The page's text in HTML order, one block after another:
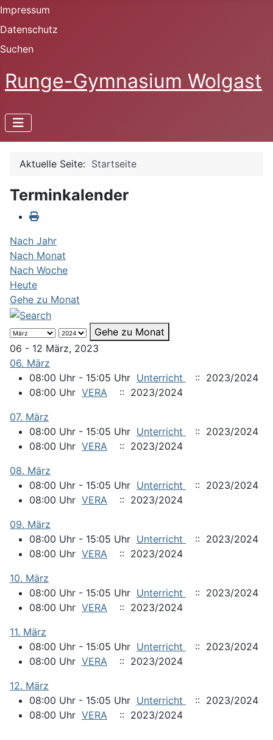
Impressum
Datenschutz
Suchen
Runge-Gymnasium Wolgast
Aktuelle Seite: Startseite
Terminkalender
Nach Jahr
Nach Monat
Nach Woche
Heute
Gehe zu Monat
Gehe zu Monat
06 - 12 März, 2023
06. März
08:00 Uhr - 15:05 Uhr Unterricht
:: 2023/2024
08:00 Uhr VERA
:: 2023/2024
07. März
08:00 Uhr - 15:05 Uhr Unterricht
:: 2023/2024
08:00 Uhr VERA
:: 2023/2024
08. März
08:00 Uhr - 15:05 Uhr Unterricht
:: 2023/2024
08:00 Uhr VERA
:: 2023/2024
09. März
08:00 Uhr - 15:05 Uhr Unterricht
:: 2023/2024
08:00 Uhr VERA
:: 2023/2024
10. März
08:00 Uhr - 15:05 Uhr Unterricht
:: 2023/2024
08:00 Uhr VERA
:: 2023/2024
11. März
08:00 Uhr - 15:05 Uhr Unterricht
:: 2023/2024
08:00 Uhr VERA
:: 2023/2024
12. März
08:00 Uhr - 15:05 Uhr Unterricht
:: 2023/2024
08:00 Uhr VERA :: 2023/2024